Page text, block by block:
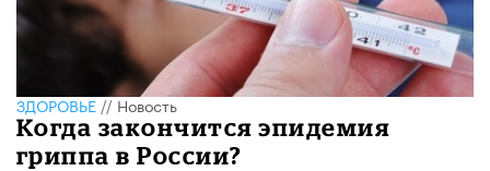
ЗДОРОВЬЕ//Новость
Когда закончится эпидемия
гриппа в России?